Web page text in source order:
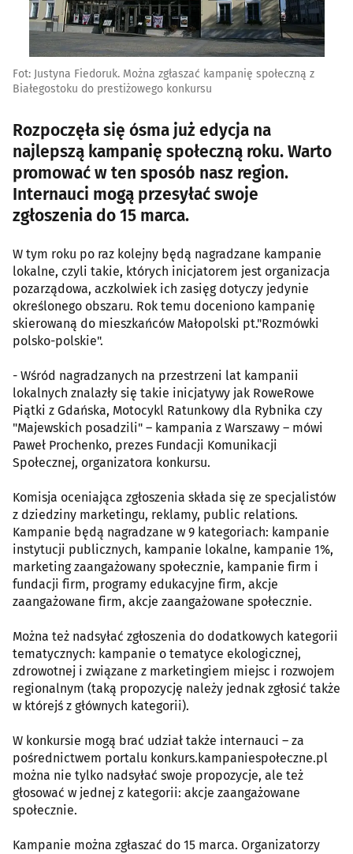
Fot: Justyna Fiedoruk. Można zgłaszać kampanię społeczną z
Białegostoku do prestiżowego konkursu
Rozpoczęła się ósma już edycja na
najlepszą kampanię społeczną roku. Warto
promować w ten sposób nasz region.
Internauci mogą przesyłać swoje
zgłoszenia do 15 marca.
W tym roku po raz kolejny będą nagradzane kampanie
lokalne, czyli takie, których inicjatorem jest organizacja
pozarządowa, aczkolwiek ich zasięg dotyczy jedynie
określonego obszaru. Rok temu doceniono kampanię
skierowaną do mieszkańców Małopolski pt."Rozmówki
polsko-polskie".
- Wśród nagradzanych na przestrzeni lat kampanii
lokalnych znalazły się takie inicjatywy jak RoweRowe
Piątki z Gdańska, Motocykl Ratunkowy dla Rybnika czy
"Majewskich posadzili" – kampania z Warszawy – mówi
Paweł Prochenko, prezes Fundacji Komunikacji
Społecznej, organizatora konkursu.
Komisja oceniająca zgłoszenia składa się ze specjalistów
z dziedziny marketingu, reklamy, public relations.
Kampanie będą nagradzane w 9 kategoriach: kampanie
instytucji publicznych, kampanie lokalne, kampanie 1%,
marketing zaangażowany społecznie, kampanie firm i
fundacji firm, programy edukacyjne firm, akcje
zaangażowane firm, akcje zaangażowane społecznie.
Można też nadsyłać zgłoszenia do dodatkowych kategorii
tematycznych: kampanie o tematyce ekologicznej,
zdrowotnej i związane z marketingiem miejsc i rozwojem
regionalnym (taką propozycję należy jednak zgłosić także
w którejś z głównych kategorii).
W konkursie mogą brać udział także internauci – za
pośrednictwem portalu konkurs.kampaniespołeczne.pl
można nie tylko nadsyłać swoje propozycje, ale też
głosować w jednej z kategorii: akcje zaangażowane
społecznie.
Kampanie można zgłaszać do 15 marca. Organizatorzy